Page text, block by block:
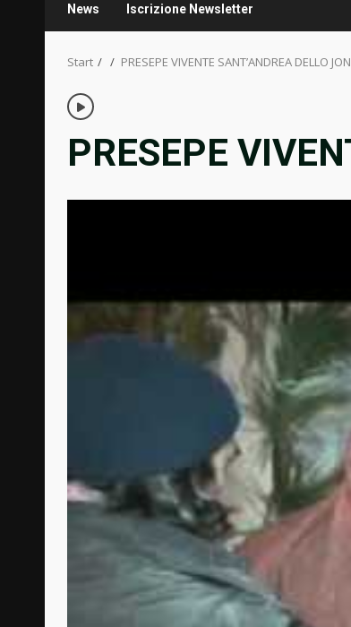
News Iscrizione Newsletter
Start PRESEPE VIVENTE SANT’ANDREA DELLO
PRESEPE